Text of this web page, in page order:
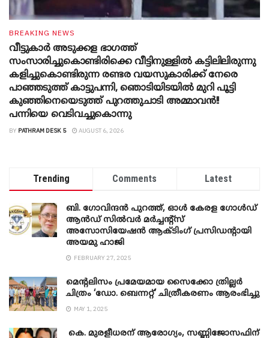
BREAKING NEWS
വീട്ടുകാർ അ‌ടുക്കള ഭാ​ഗത്ത്
സംസാരിച്ചുകൊണ്ടിരിക്കെ വീട്ടിനുള്ളിൽ കട്ടിലിലിരുന്നു
കളിച്ചുകൊണ്ടിരുന്ന രണ്ടര വയസുകാരിക്ക് നേരെ
പാഞ്ഞടുത്ത് കാട്ടുപന്നി, ‍ഞൊടിയി‌ടയിൽ മുറി പൂട്ടി
കുഞ്ഞിനെയെടുത്ത് പുറത്തുചാടി അമ്മാവൻ!!
പന്നിയെ വെടിവച്ചുകൊന്നു
BY PATHRAM DESK 5 AUGUST 6, 2026
Trending Comments Latest
ബി. ​ഗോവിന്ദൻ പുറത്ത്, ഓൾ കേരള ഗോൾഡ്
ആൻഡ് സിൽവർ മർച്ചന്റ്സ്
അസോസിയേഷൻ ആക്ടിംഗ് പ്രസിഡന്റായി
അയമു ഹാജി
FEBRUARY 27, 2025
മെന്‍റലിസം പ്രമേയമായ സൈക്കോ ത്രില്ലർ
ചിത്രം ‘ഡോ. ബെന്നറ്റ്’ ചിത്രീകരണം ആരംഭിച്ചു
MAY 1, 2025
കെ. മുരളീധരന് ആരോഗ്യം, സണ്ണിജോസഫിന്